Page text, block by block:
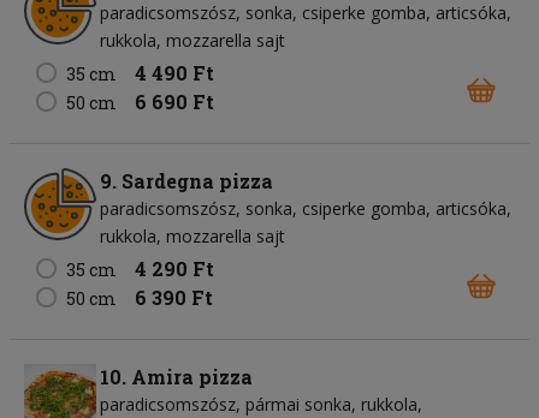
paradicsomszósz sonka csiperke gomba articsóka
rukkola mozzarella sajt
35 cm
4 490 Ft
50 cm 6 690 Ft
9. Sardegna pizza
paradicsomszósz sonka csiperke gomba articsóka
rukkola mozzarella sajt
35 cm
4 290 Ft
50 cm 6 390 Ft
10. Amira pizza
paradicsomszósz pármai sonka rukkola